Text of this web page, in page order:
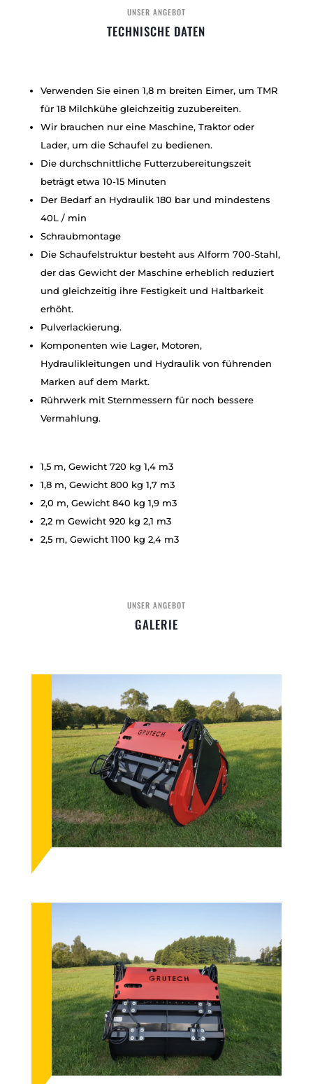
UNSER ANGEBOT
TECHNISCHE DATEN
Verwenden Sie einen 1,8 m breiten Eimer, um TMR
für 18 Milchkühe gleichzeitig zuzubereiten.
Wir brauchen nur eine Maschine, Traktor oder
Lader, um die Schaufel zu bedienen.
Die durchschnittliche Futterzubereitungszeit
beträgt etwa 10-15 Minuten
Der Bedarf an Hydraulik 180 bar und mindestens
40L / min
Schraubmontage
Die Schaufelstruktur besteht aus Alform 700-Stahl,
der das Gewicht der Maschine erheblich reduziert
und gleichzeitig ihre Festigkeit und Haltbarkeit
erhöht.
Pulverlackierung.
Komponenten wie Lager, Motoren,
Hydraulikleitungen und Hydraulik von führenden
Marken auf dem Markt.
Rührwerk mit Sternmessern für noch bessere
Vermahlung.
1,5 m, Gewicht 720 kg 1,4 m3
1,8 m, Gewicht 800 kg 1,7 m3
2,0 m, Gewicht 840 kg 1,9 m3
2,2 m Gewicht 920 kg 2,1 m3
2,5 m, Gewicht 1100 kg 2,4 m3
UNSER ANGEBOT
GALERIE